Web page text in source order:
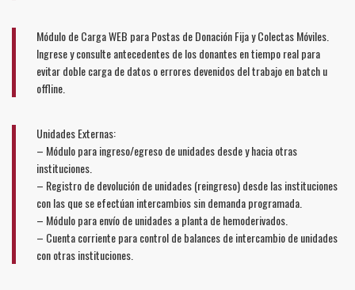
Módulo de Carga WEB para Postas de Donación Fija y Colectas Móviles.
Ingrese y consulte antecedentes de los donantes en tiempo real para
evitar doble carga de datos o errores devenidos del trabajo en batch u
offline.
Unidades Externas:
– Módulo para ingreso/egreso de unidades desde y hacia otras
instituciones.
– Registro de devolución de unidades (reingreso) desde las instituciones
con las que se efectúan intercambios sin demanda programada.
– Módulo para envío de unidades a planta de hemoderivados.
– Cuenta corriente para control de balances de intercambio de unidades
con otras instituciones.